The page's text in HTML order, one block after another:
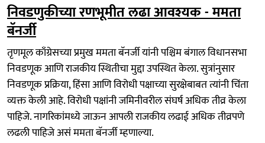
निवडणुकीच्या रणभूमीत लढा आवश्यक - ममता
बॅनर्जी
तृणमूल काँग्रेसच्या प्रमुख ममता बॅनर्जी यांनी पश्चिम बंगाल विधानसभा
निवडणूक आणि राजकीय स्थितीचा मुद्दा उपस्थित केला. सुत्रांनुसार
निवडणूक प्रक्रिया, हिंसा आणि विरोधी पक्षाच्या सुरक्षेबाबत त्यांनी चिंता
व्यक्त केली आहे. विरोधी पक्षांनी जमिनीवरील संघर्ष अधिक तीव्र केला
पाहिजे. नागरिकांमध्ये जाऊन आपली राजकीय लढाई अधिक तीव्रपणे
लढली पाहिजे असं ममता बॅनर्जी म्हणाल्या.